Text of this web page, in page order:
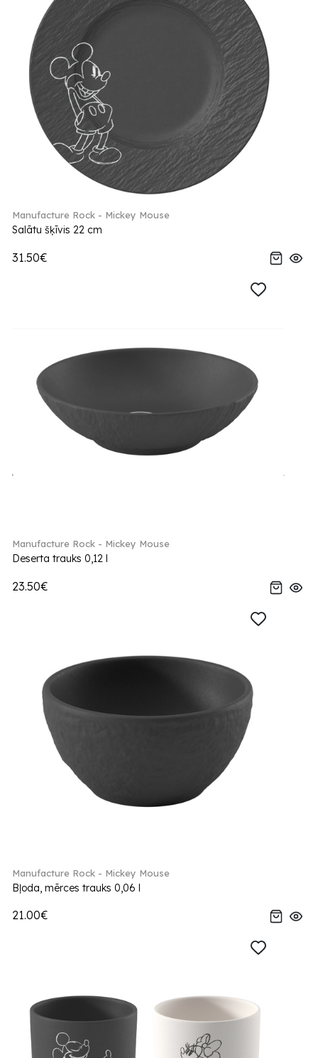
Manufacture Rock - Mickey Mouse
Salātu šķīvis 22 cm
31.50€
Manufacture Rock - Mickey Mouse
Deserta trauks 0,12 l
23.50€
Manufacture Rock - Mickey Mouse
Bļoda, mērces trauks 0,06 l
21.00€